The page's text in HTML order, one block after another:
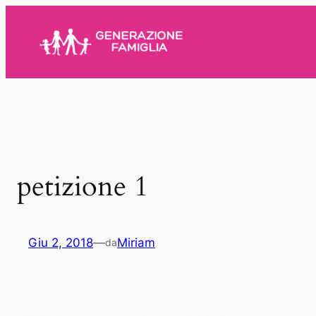
contenuto
petizione 1
Giu 2, 2018—daMiriam